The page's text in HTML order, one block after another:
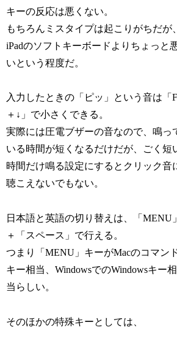
キーの反応は悪くない。
もちろんミスタイプは起こりがちだが、
iPadのソフトキーボードよりちょっと
いという程度だ。
入力したときの「ピッ」という音は「
＋↓」で小さくできる。
実際には圧電ブザーの音なので、鳴っ
いる時間が短くなるだけだが、ごく短
時間だけ鳴る設定にするとクリック音
聴こえないでもない。
日本語と英語の切り替えは、「MENU」
＋「スペース」で行える。
つまり「MENU」キーがMacのコマン
キー相当、WindowsでのWindowsキー相
当らしい。
そのほかの特殊キーとしては、